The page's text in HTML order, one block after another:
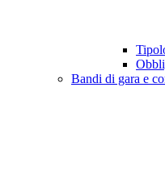
Bandi di gara e